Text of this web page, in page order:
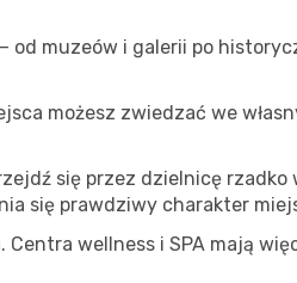
od muzeów i galerii po
możesz zwiedzać we
się przez dzielnicę rzadko
się prawdziwy charakter
wellness i SPA mają